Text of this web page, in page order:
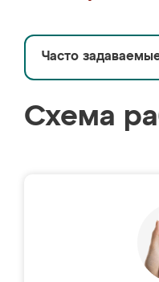
Часто
Схема